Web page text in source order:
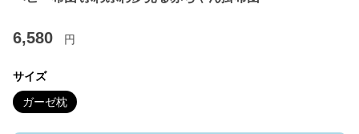
6,580 円
サイズ
ガーゼ枕